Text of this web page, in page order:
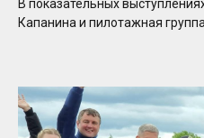
В показательных
Капанина и пилотажная